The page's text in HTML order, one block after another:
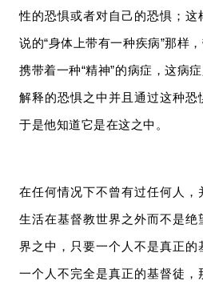
性的恐惧或者对自己的恐惧； 这
说的“身体上带有一种疾病”那样
携带着一种“精神”的病症，这病
解释的恐惧之中并且通过这种恐
于是他知道它是在这之中。
在任何情况下不曾有过任何人，
生活在基督教世界之外而不是
界之中，只要一个人不是真正
一个人不完全是真正的基督徒，